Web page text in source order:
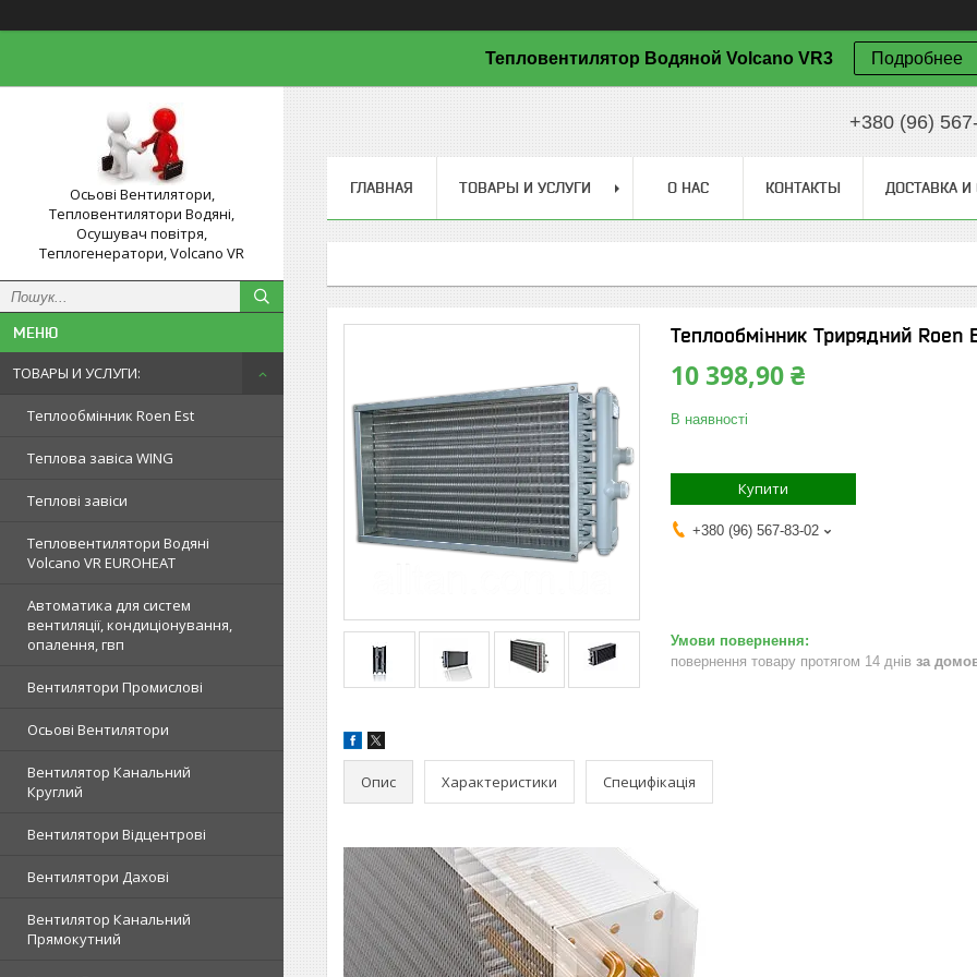
Тепловентилятор Водяной Volcano VR3 Подробнее
Осьові Вентилятори,
Тепловентилятори Водяні,
Осушувач повітря,
Теплогенератори, Volcano VR
ТОВАРЫ И УСЛУГИ:
Теплообмінник Roen Est
Теплова завіса WING
Теплові завіси
Тепловентилятори Водяні
Volcano VR EUROHEAT
Автоматика для систем
вентиляції, кондиціонування,
опалення, гвп
Вентилятори Промислові
Осьові Вентилятори
Вентилятор Канальний
Круглий
Вентилятори Відцентрові
Вентилятори Дахові
Вентилятор Канальний
Прямокутний
+380 (96)
ГЛАВНАЯ ТОВАРЫ И УСЛУГИ О НАС КОНТАКТЫ ДОСТАВКА И
Теплообмінник Трирядний
10 398,90 ₴
В наявності
Купити
+380 (96) 567-83-02
повернення товару протягом 14 днів за
Опис Характеристики Специфікація